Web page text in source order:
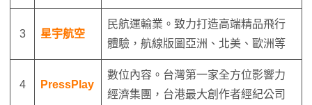
3 星宇航空
民航運輸業。致力打造高端精品飛行
體驗，航線版圖亞洲、北美、歐洲等
4 PressPlay
數位內容。台灣第一家全方位影響力
經濟集團，台港最大創作者經紀公司